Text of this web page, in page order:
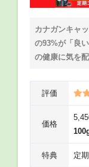
カナガンキャ
の93%が「良
の健康に気を
評価
価格
特典 定